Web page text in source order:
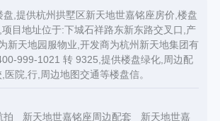
盘,提供杭州拱墅区新天地世嘉铭座房价,楼盘
目地址位于:下城石祥路东新东路交叉口,产
新天地园服物业,开发商为杭州新天地集团有
999-1021 转 9325,提供楼盘绿化,周边配
院,行,周边地图交通等楼盘信。
拍
新天地世嘉铭座周边配套
新天地世嘉